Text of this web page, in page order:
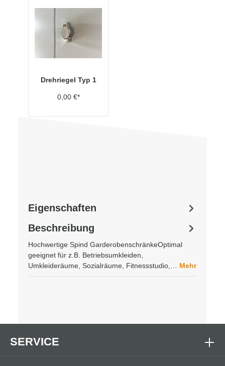
Drehriegel Typ 1
0,00 €*
Beschreibung
Hochwertige Spind GarderobenschränkeOptimal
geeignet für z.B. Betriebsumkleiden,
Umkleideräume, Sozialräume, Fitnessstudio,… Mehr
Eigenschaften
SERVICE